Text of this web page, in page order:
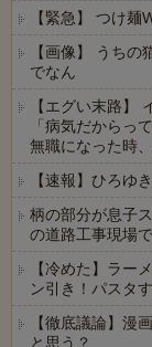
【緊急】 つけ
【画像】 うち
でなん
【エグい末路】
「病気だからっ
無職になった時
【速報】ひろゆ
柄の部分が息子
の道路工事現場
【冷めた】ラー
ン引き！パスタ
【徹底議論】漫
と思う？